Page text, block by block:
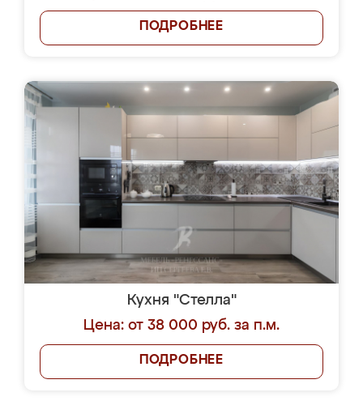
ПОДРОБНЕЕ
Кухня "Стелла"
Цена: от 38 000 руб. за п.м.
ПОДРОБНЕЕ